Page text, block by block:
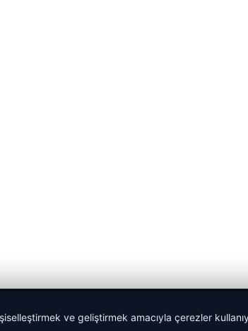
ve geliştirmek amacıyla çerezler